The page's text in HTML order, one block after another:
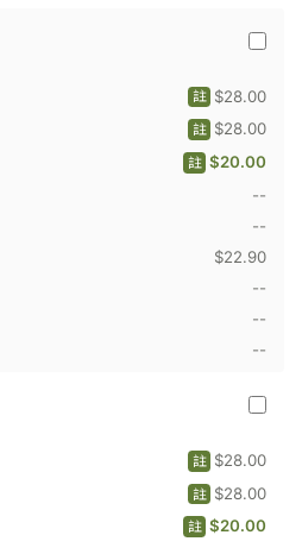
桂
Quaker
-
5
混
即
片
克
$28.00
註
$28.00
註
$20.00
註
--
--
$22.90
--
--
--
桂
Quaker
-
5
混
$28.00
註
$28.00
註
$20.00
註